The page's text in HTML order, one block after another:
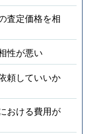
査定価格を相
性が悪い
頼していいか
おける費用が